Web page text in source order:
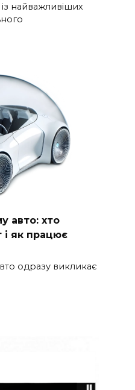
найважливіших
авто: хто
і як працює
одразу викликає